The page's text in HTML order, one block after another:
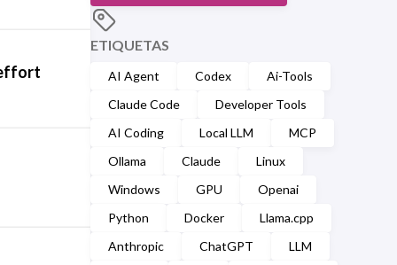
ETIQUETAS
AI Agent Codex
Ai-Tools
Claude Code
Developer Tools
AI Coding
Local LLM
MCP
Ollama
Claude
Linux
Windows
GPU
Openai
Python
Docker
Llama.cpp
Anthropic
ChatGPT
LLM